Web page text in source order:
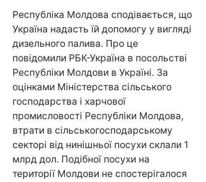
Республіка Молдова сподівається, що
Україна надасть їй допомогу у вигляді
дизельного палива. Про це
повідомили РБК-Україна в посольстві
Республіки Молдови в Україні. За
оцінками Міністерства сільського
господарства і харчової
промисловості Республіки Молдова,
втрати в сільськогосподарському
секторі від нинішньої посухи склали 1
млрд дол. Подібної посухи на
території Молдови не спостерігалося